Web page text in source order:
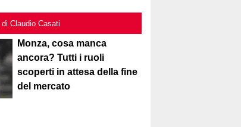
di Claudio Casati
Monza, cosa manca
ancora? Tutti i ruoli
scoperti in attesa della fine
del mercato